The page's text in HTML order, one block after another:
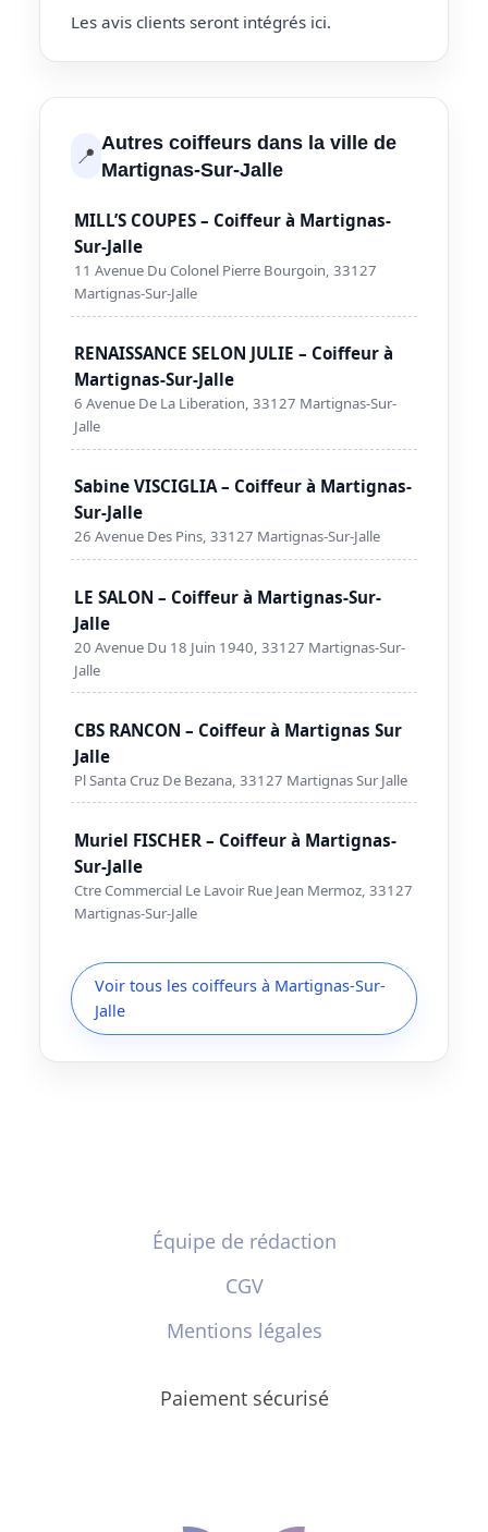
Les avis clients seront intégrés ici.
📍 Autres coiffeurs dans la ville de
Martignas-Sur-Jalle
MILL’S COUPES – Coiffeur à Martignas-
Sur-Jalle
11 Avenue Du Colonel Pierre Bourgoin, 33127
Martignas-Sur-Jalle
RENAISSANCE SELON JULIE – Coiffeur à
Martignas-Sur-Jalle
6 Avenue De La Liberation, 33127 Martignas-Sur-
Jalle
Sabine VISCIGLIA – Coiffeur à Martignas-
Sur-Jalle
26 Avenue Des Pins, 33127 Martignas-Sur-Jalle
LE SALON – Coiffeur à Martignas-Sur-
Jalle
20 Avenue Du 18 Juin 1940, 33127 Martignas-Sur-
Jalle
CBS RANCON – Coiffeur à Martignas Sur
Jalle
Pl Santa Cruz De Bezana, 33127 Martignas Sur Jalle
Muriel FISCHER – Coiffeur à Martignas-
Sur-Jalle
Ctre Commercial Le Lavoir Rue Jean Mermoz, 33127
Martignas-Sur-Jalle
Voir tous les coiffeurs à Martignas-Sur-
Jalle
Équipe de rédaction
CGV
Mentions légales
Paiement sécurisé